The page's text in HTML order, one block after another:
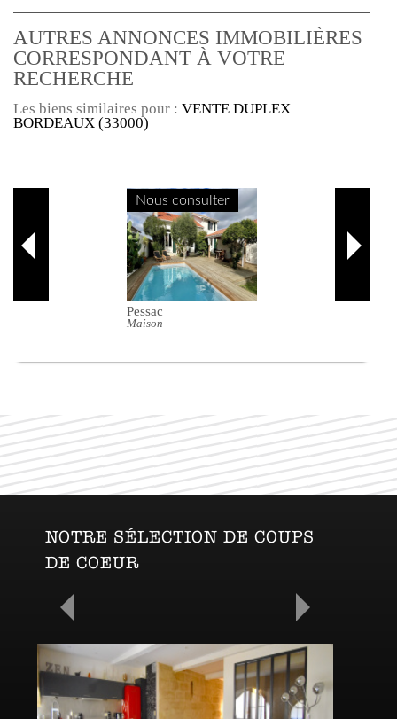
AUTRES ANNONCES IMMOBILIÈRES
CORRESPONDANT À VOTRE
RECHERCHE
Les biens similaires pour : VENTE DUPLEX
BORDEAUX (33000)
Nous consulter
Pessac
Maison
NOTRE SÉLECTION DE COUPS
DE COEUR